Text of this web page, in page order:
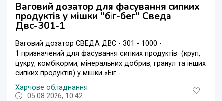
Ваговий дозатор для фасування сипких
продуктів у мішки "біг-бег" Сведа
Двс-301-1
Ваговий дозатор СВЕДА ДВС - 301 - 1000 -
1 призначений для фасування сипких продуктів (круп,
цукру, комбікорми, мінеральних добрив, гранул та інших
сипких продуктів) у мішки «Біг - ...
Харчове обладнання
05.08.2026, 10:42